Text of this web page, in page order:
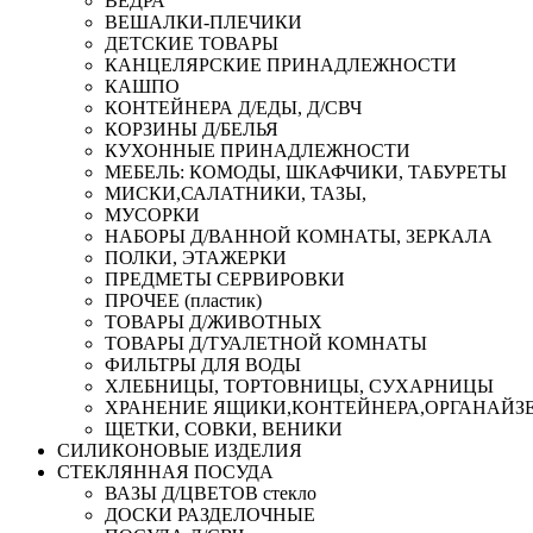
ВЕШАЛКИ-ПЛЕЧИКИ
ДЕТСКИЕ ТОВАРЫ
КАНЦЕЛЯРСКИЕ ПРИНАДЛЕЖНОСТИ
КАШПО
КОНТЕЙНЕРА Д/ЕДЫ, Д/СВЧ
КОРЗИНЫ Д/БЕЛЬЯ
КУХОННЫЕ ПРИНАДЛЕЖНОСТИ
МЕБЕЛЬ: КОМОДЫ, ШКАФЧИКИ, ТАБУРЕТЫ
МИСКИ,САЛАТНИКИ, ТАЗЫ,
МУСОРКИ
НАБОРЫ Д/ВАННОЙ КОМНАТЫ, ЗЕРКАЛА
ПОЛКИ, ЭТАЖЕРКИ
ПРЕДМЕТЫ СЕРВИРОВКИ
ПРОЧЕЕ (пластик)
ТОВАРЫ Д/ЖИВОТНЫХ
ТОВАРЫ Д/ТУАЛЕТНОЙ КОМНАТЫ
ФИЛЬТРЫ ДЛЯ ВОДЫ
ХЛЕБНИЦЫ, ТОРТОВНИЦЫ, СУХАРНИЦЫ
ХРАНЕНИЕ
ЩЕТКИ, СОВКИ, ВЕНИКИ
СИЛИКОНОВЫЕ ИЗДЕЛИЯ
СТЕКЛЯННАЯ ПОСУДА
ВАЗЫ Д/ЦВЕТОВ стекло
ДОСКИ РАЗДЕЛОЧНЫЕ